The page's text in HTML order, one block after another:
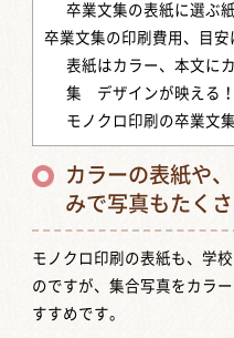
卒業文集の表紙に選ぶ
卒業文集の印刷費用、目安
表紙はカラー、本文に
集 デザインが映える！
モノクロ印刷の卒業文
カラーの表紙や
みで写真もたく
モノクロ印刷の表紙も、学
のですが、集合写真をカラ
すすめです。